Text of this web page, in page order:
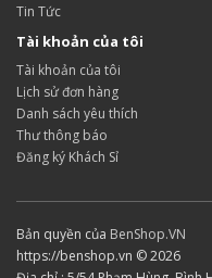
Tin Tức
Tài khoản của tôi
Tài khoản của tôi
Lịch sử đơn hàng
Danh sách yêu thích
Thư thông báo
Đăng ký Khách Sỉ
Bản quyền của BenShop.VN
https://benshop.vn © 2026